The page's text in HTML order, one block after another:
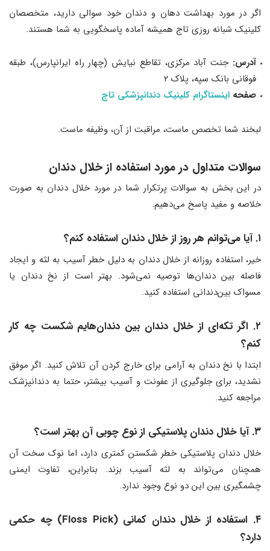
اگر در مورد بهداشت دهان و دندان خود سوالی دارید، متخصصان
کلینیک شبانه روزی تاج همیشه آماده پاسخگویی به شما هستند.
آدرس: جنت آباد مرکزی، تقاطع نیایش (چهار راه ایرانپارس)، طبقه
فوقانی بانک سپه، پلاک ۲
صفحه اینستاگرام کلینیک دندانپزشکی تاج
لبخند شما تخصص ماست، مراقبت از آن، وظیفه ماست.
سوالات متداول در مورد استفاده از خلال دندان
در این بخش به سوالات پرتکرار شما در مورد خلال دندان به صورت
خلاصه و مفید پاسخ می‌دهیم.
۱. آیا می‌توانم هر روز از خلال دندان استفاده کنم؟
خیر، استفاده روزانه از خلال دندان به دلیل خطر آسیب به لثه و ایجاد
فاصله بین دندان‌ها توصیه نمی‌شود. بهتر است از نخ دندان یا
مسواک بین‌دندانی استفاده کنید.
۲. اگر تکه‌ای از خلال دندان بین دندان‌هایم شکست چه کار
کنم؟
ابتدا با نخ دندان به آرامی برای خارج کردن آن تلاش کنید. اگر موفق
نشدید، برای جلوگیری از عفونت و آسیب بیشتر، حتما به دندانپزشک
مراجعه کنید.
۳. آیا خلال دندان پلاستیکی از نوع چوبی آن بهتر است؟
خلال دندان پلاستیکی خطر شکستن کمتری دارد، اما نوک سخت آن
همچنان می‌تواند به لثه آسیب بزند. بنابراین، تفاوت ایمنی
چشمگیری بین این دو نوع وجود ندارد.
۴. استفاده از خلال دندان کمانی (Floss Pick) چه حکمی
دارد؟